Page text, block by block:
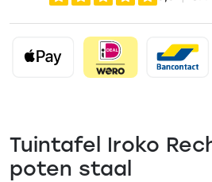
Tuintafel Iroko
poten staal